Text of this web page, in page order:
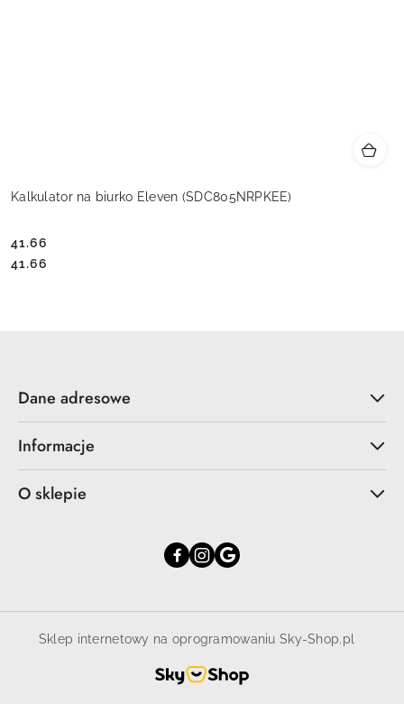
Kalkulator na biurko Eleven (SDC805NRPKEE)
Cena:
41.66
Cena:
41.66
Dane adresowe
Informacje
O sklepie
Sklep internetowy na oprogramowaniu Sky-Shop.pl